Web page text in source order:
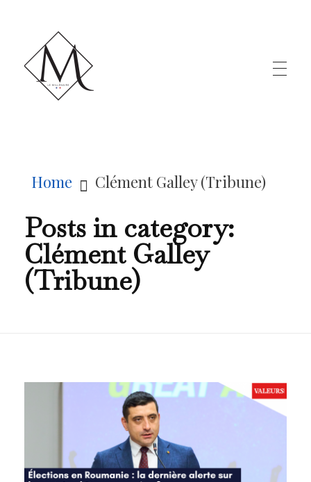
Home Clément Galley (Tribune)
Posts in category:
Clément Galley
(Tribune)